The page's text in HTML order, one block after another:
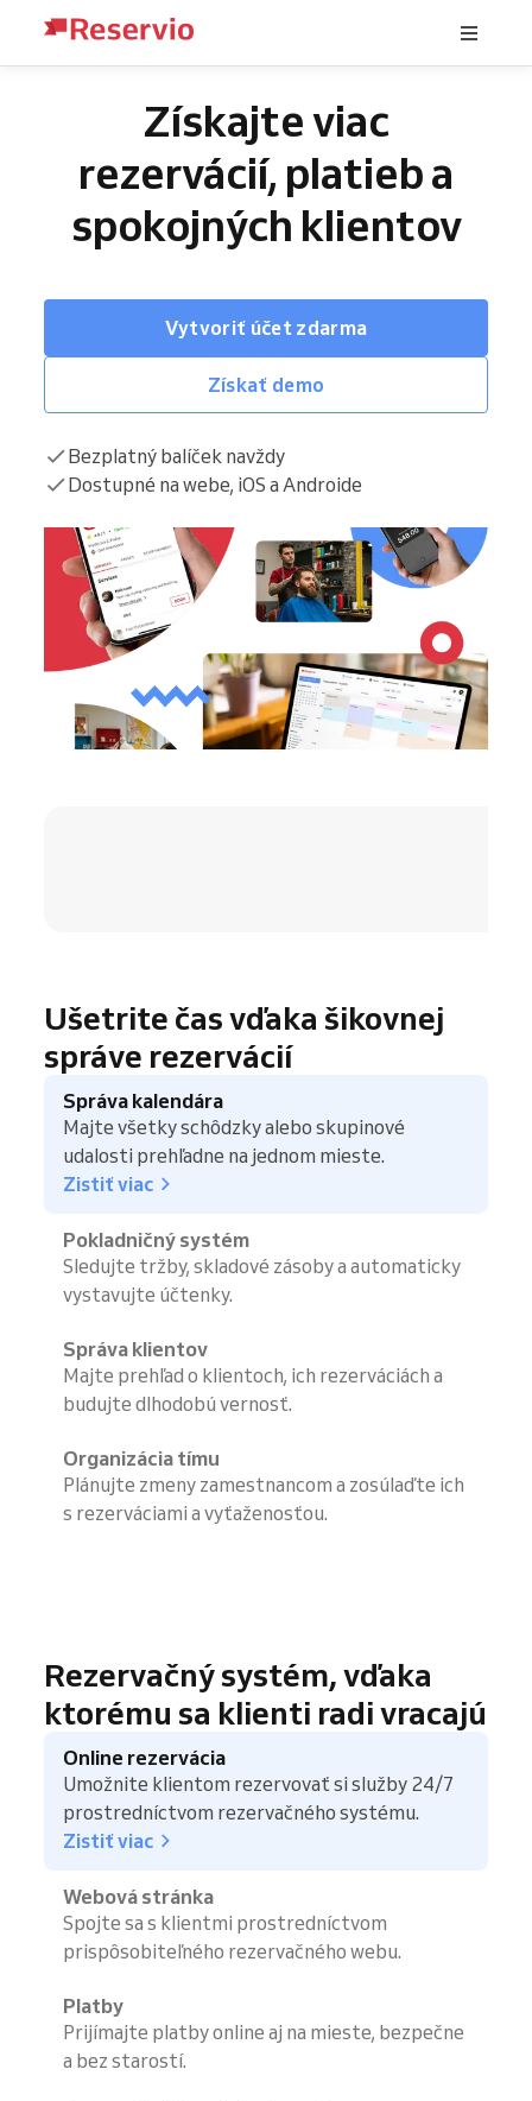
Získajte viac
rezervácií, platieb a
spokojných klientov
Vytvoriť účet zdarma
Získať demo
Bezplatný balíček navždy
Dostupné na webe, iOS a Androide
Ušetrite čas vďaka šikovnej
správe rezervácií
Správa kalendára
Majte všetky schôdzky alebo skupinové
udalosti prehľadne na jednom mieste.
Zistiť viac
Pokladničný systém
Sledujte tržby, skladové zásoby a automaticky
vystavujte účtenky.
Správa klientov
Majte prehľad o klientoch, ich rezerváciách a
budujte dlhodobú vernosť.
Organizácia tímu
Plánujte zmeny zamestnancom a zosúlaďte ich
s rezerváciami a vyťaženosťou.
Rezervačný systém, vďaka
ktorému sa klienti radi vracajú
Online rezervácia
Umožnite klientom rezervovať si služby 24/7
prostredníctvom rezervačného systému.
Zistiť viac
Webová stránka
Spojte sa s klientmi prostredníctvom
prispôsobiteľného rezervačného webu.
Platby
Prijímajte platby online aj na mieste, bezpečne
a bez starostí.